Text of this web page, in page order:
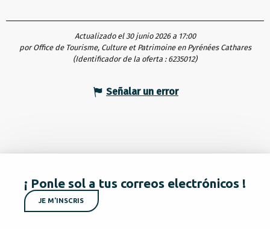
Actualizado el 30 junio 2026 a 17:00
por Office de Tourisme, Culture et Patrimoine en Pyrénées Cathares
(Identificador de la oferta : 6235012)
Señalar un error
¡ Ponle sol a tus correos electrónicos !
JE M'INSCRIS